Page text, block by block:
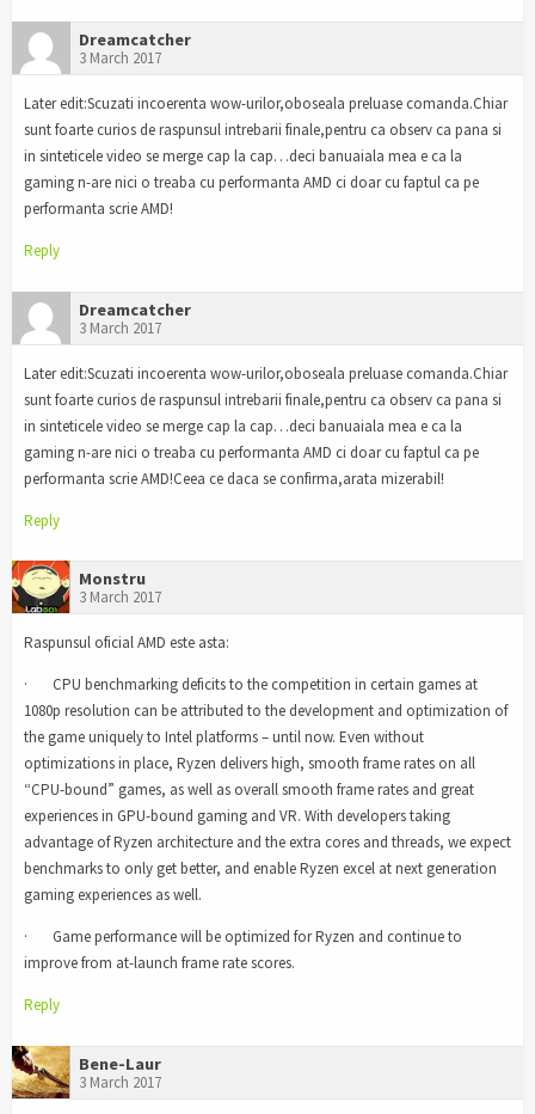
Dreamcatcher
3 March 2017
Later edit:Scuzati incoerenta wow-urilor,oboseala preluase comanda.Chiar
sunt foarte curios de raspunsul intrebarii finale,pentru ca observ ca pana si
in sinteticele video se merge cap la cap…deci banuaiala mea e ca la
gaming n-are nici o treaba cu performanta AMD ci doar cu faptul ca pe
performanta scrie AMD!
Reply
Dreamcatcher
3 March 2017
Later edit:Scuzati incoerenta wow-urilor,oboseala preluase comanda.Chiar
sunt foarte curios de raspunsul intrebarii finale,pentru ca observ ca pana si
in sinteticele video se merge cap la cap…deci banuaiala mea e ca la
gaming n-are nici o treaba cu performanta AMD ci doar cu faptul ca pe
performanta scrie AMD!Ceea ce daca se confirma,arata mizerabil!
Reply
Monstru
3 March 2017
Raspunsul oficial AMD este asta:
· CPU benchmarking deficits to the competition in certain games at
1080p resolution can be attributed to the development and optimization of
the game uniquely to Intel platforms – until now. Even without
optimizations in place, Ryzen delivers high, smooth frame rates on all
“CPU-bound” games, as well as overall smooth frame rates and great
experiences in GPU-bound gaming and VR. With developers taking
advantage of Ryzen architecture and the extra cores and threads, we expect
benchmarks to only get better, and enable Ryzen excel at next generation
gaming experiences as well.
· Game performance will be optimized for Ryzen and continue to
improve from at-launch frame rate scores.
Reply
Bene-Laur
3 March 2017